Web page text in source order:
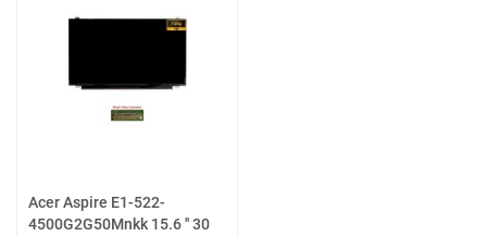
Acer Aspire E1-522-
4500G2G50Mnkk 15.6 '' 30